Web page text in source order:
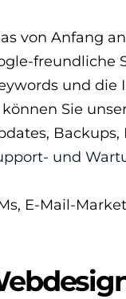
von Anfang
und die
Sie
und
E-Mail-